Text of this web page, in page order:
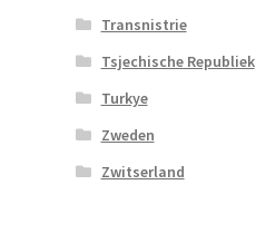
Transnistrie
Tsjechische Republiek
Turkye
Zweden
Zwitserland